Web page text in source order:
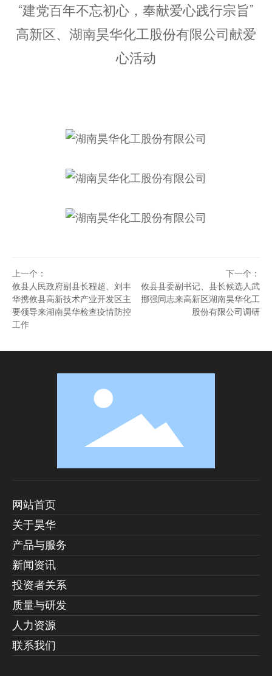
“建党百年不忘初心，奉献爱心践行宗旨”
高新区、湖南昊华化工股份有限公司献爱
心活动
上一个：
攸县人民政府副县长程超、刘丰
华携攸县高新技术产业开发区主
要领导来湖南昊华检查疫情防控
工作
攸县县委副书记、县长候选人武
挪强同志来高新区湖南昊华化工
股份有限公司调研
下一个：
网站首页
关于昊华
产品与服务
新闻资讯
投资者关系
质量与研发
人力资源
联系我们